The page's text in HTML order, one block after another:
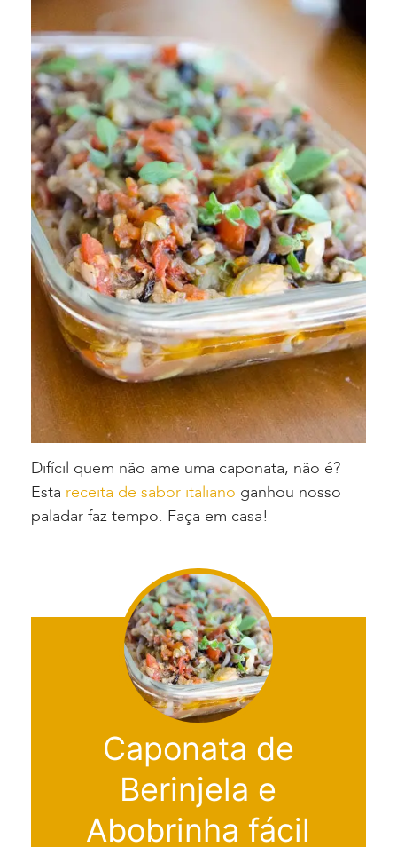
Difícil quem não ame uma caponata, não é?
Esta receita de sabor italiano ganhou nosso
paladar faz tempo. Faça em casa!
Caponata de
Berinjela e
Abobrinha fácil